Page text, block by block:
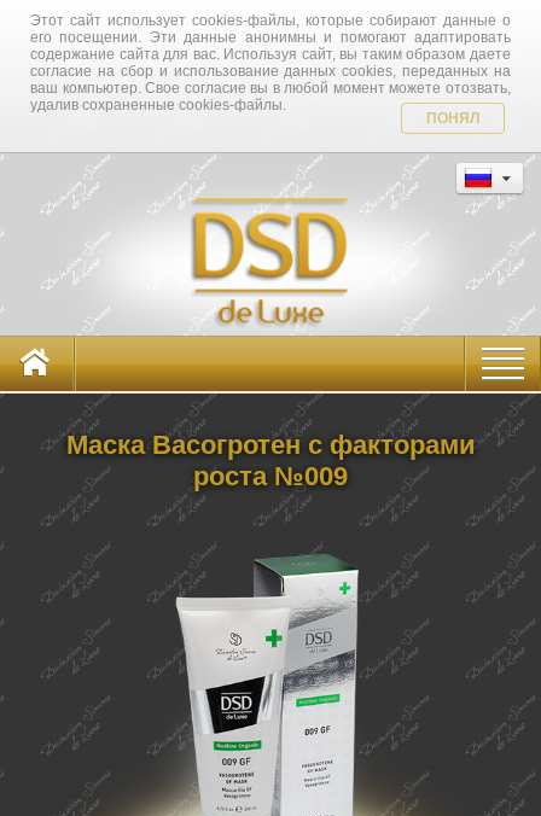
Этот сайт использует cookies-файлы, которые собирают данные о
его посещении. Эти данные анонимны и помогают адаптировать
содержание сайта для вас. Используя сайт, вы таким образом даете
согласие на сбор и использование данных cookies, переданных на
ваш компьютер. Свое согласие вы в любой момент можете отозвать,
удалив сохраненные cookies-файлы.
ПОНЯЛ
Маска Ваcогротен с факторами
роста №009